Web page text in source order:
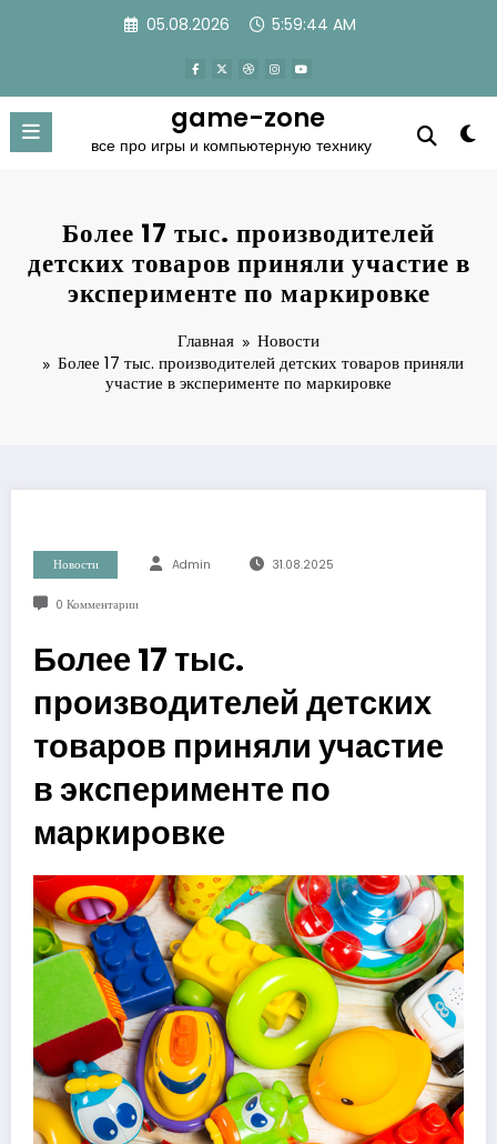
05.08.2026 5:59:45 AM
game-zone
все про игры и компьютерную технику
Более 17 тыс. производителей
детских товаров приняли участие в
эксперименте по маркировке
Главная
Новости
Более 17 тыс. производителей детских товаров приняли
участие в эксперименте по маркировке
Новости Admin 31.08.2025
0 Комментарии
Более 17 тыс.
производителей детских
товаров приняли участие
в эксперименте по
маркировке